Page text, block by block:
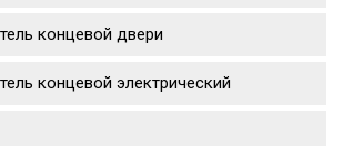
концевой двери
концевой электрический